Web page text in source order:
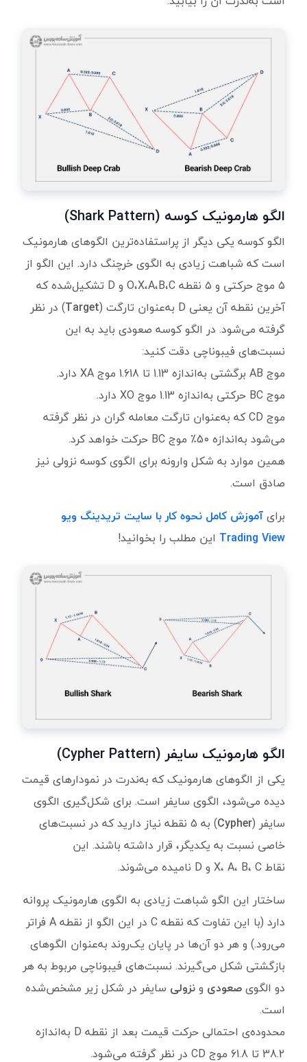
الگو هارمونیک کوسه (Shark Pattern)
الگو کوسه یکی دیگر از پراستفاده‌ترین الگوهای هارمونیک
است که شباهت زیادی به الگوی خرچنگ دارد. این الگو از
۵ موج حرکتی و ۵ نقطه O،X،A،B،C و D تشکیل‌شده که
آخرین نقطه آن یعنی D به‌عنوان تارگت (
Target) در نظر
گرفته می‌شود. در الگو کوسه صعودی باید به این
نسبت‌های فیبوناچی دقت کنید:
موج AB برگشتی به‌اندازه 1.13 تا 1.618 موج XA دارد.
موج BC حرکتی به‌اندازه 1.13 موج XO دارد.
موج CD که به‌عنوان تارگت معامله گران در نظر گرفته
می‌شود به‌اندازه 50٪ موج BC حرکت خواهد کرد.
همین موارد به شکل وارونه برای الگوی کوسه نزولی نیز
صادق است.
برایآموزش کامل نحوه کار با سایت تریدینگ ویو
Trading View این مطلب را بخوانید!
الگو هارمونیک سایفر (Cypher Pattern)
یکی از الگوهای هارمونیک که به‌ندرت در نمودارهای قیمت
دیده می‌شود، الگوی سایفر است. برای شکل‌گیری الگوی
سایفر (Cypher
) به 5 نقطه نیاز دارید که در نسبت‌های
خاصی نسبت به یکدیگر، قرار داشته باشند. این
نقاط X، A، B، C و D نامیده می‌شوند.
ساختار این الگو شباهت زیادی به الگوی هارمونیک پروانه
دارد (با این تفاوت که نقطه C در این الگو از نقطه A فراتر
می‌رود.) و هر دو آن‌ها در پایان یک‌روند به‌عنوان الگوهای
بازگشتی شکل می‌گیرند. نسبت‌های فیبوناچی مربوط به هر
دو الگویصعودی ونزولی سایفر در شکل زیر مشخص‌شده
است.
محدوده‌ی احتمالی حرکت قیمت بعد از نقطه D به‌اندازه
38.2 تا 61.8 موج CD در نظر گرفته می‌شود.